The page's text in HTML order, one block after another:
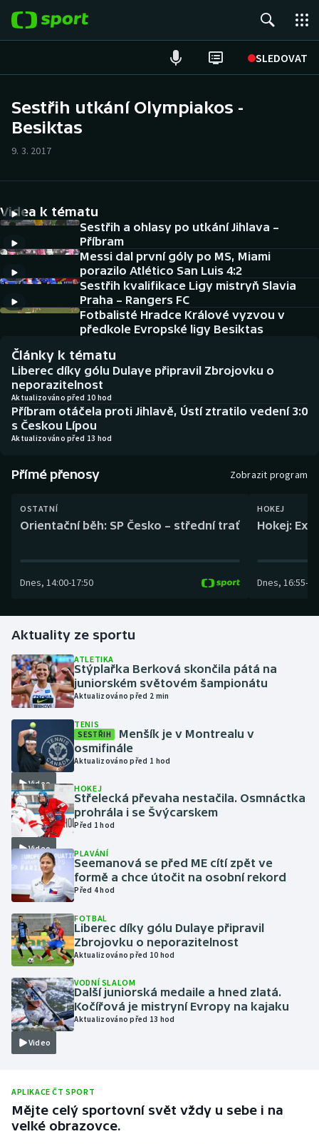
SLEDOVAT
Hokej
Cyklistika
DALŠÍ SPORTY
Americký fotbal
Baseball a softbal
Basketbal
Biatlon
Boby a skeleton
Box
Curling
Golf
Gymnastika
Házená
Jezdectví
Judo
Krasobruslení
Lezení
Lyže a snowboard
Moderní pětiboj
Motorsport
Olympijské hry
Parasport
Plavání
Ragby
NEPŘEHLÉDNĚTE
Historické návraty
Aplikace ČT sport
AZ kvíz
Sestřih utkání Olympiakos -
Besiktas
9. 3. 2017
Videa k tématu
Sestřih a ohlasy po utkání Jihlava –
Příbram
Messi dal první góly po MS, Miami
porazilo Atlético San Luis 4:2
Sestřih kvalifikace Ligy mistryň Slavia
Praha – Rangers FC
Fotbalisté Hradce Králové vyzvou v
předkole Evropské ligy Besiktas
Články k tématu
Liberec díky gólu Dulaye připravil Zbrojovku o
neporazitelnost
Aktualizováno před 10 hod
Příbram otáčela proti Jihlavě, Ústí ztratilo vedení 3:0
s Českou Lípou
Aktualizováno před 13 hod
Přímé přenosy Zobrazit program
OSTATNÍ
Orientační běh: SP Česko – střední trať
Dnes, 14:00-17:50
HOKEJ
Hokej:
Dnes, 16:55-
Aktuality ze sportu
ATLETIKA
Stýplařka Berková skončila pátá na
juniorském světovém šampionátu
Aktualizováno před 2 min
Video
TENIS
SESTŘIH
Menšík je v Montrealu v
osmifinále
Aktualizováno před 1 hod
Video
HOKEJ
Střelecká převaha nestačila. Osmnáctka
prohrála i se Švýcarskem
Před 1 hod
PLAVÁNÍ
Seemanová se před ME cítí zpět ve
formě a chce útočit na osobní rekord
Před 4 hod
FOTBAL
Liberec díky gólu Dulaye připravil
Zbrojovku o neporazitelnost
Aktualizováno před 10 hod
Video
VODNÍ SLALOM
Další juniorská medaile a hned zlatá.
Kočířová je mistryní Evropy na kajaku
Aktualizováno před 13 hod
APLIKACE ČT SPORT
Mějte celý sportovní svět vždy u sebe i na
velké obrazovce.